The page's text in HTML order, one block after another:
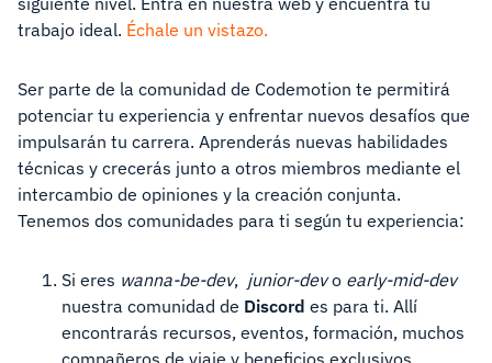
trabajo ideal. Échale un vistazo.
Ser parte de la comunidad de Codemotion te permitirá
potenciar tu experiencia y enfrentar nuevos desafíos que
impulsarán tu carrera. Aprenderás nuevas habilidades
técnicas y crecerás junto a otros miembros mediante el
intercambio de opiniones y la creación conjunta.
Tenemos dos comunidades para ti según tu experiencia:
Si eres wanna-be-dev, junior-devo early-mid-dev
nuestra comunidad de Discord es para ti. Allí
encontrarás recursos, eventos, formación, muchos
compañeros de viaje y beneficios exclusivos.